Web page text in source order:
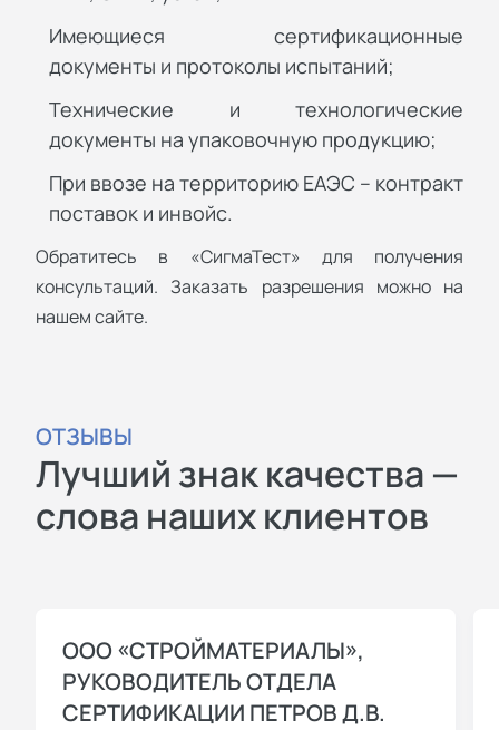
Имеющиеся сертификационные
документы и протоколы испытаний;
Технические и технологические
документы на упаковочную продукцию;
При ввозе на территорию ЕАЭС – контракт
поставок и инвойс.
Обратитесь в «СигмаТест» для получения
консультаций. Заказать разрешения можно на
нашем сайте.
ОТЗЫВЫ
Лучший знак качества —
слова наших клиентов
ООО «СТРОЙМАТЕРИАЛЫ»,
РУКОВОДИТЕЛЬ ОТДЕЛА
СЕРТИФИКАЦИИ ПЕТРОВ Д.В.